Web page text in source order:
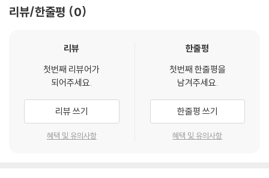
리뷰/한줄평 0
리뷰
첫번째 리뷰어가
되어주세요.
리뷰 쓰기
혜택 및 유의사항
한줄평
첫번째 한줄평을
남겨주세요.
한줄평 쓰기
혜택 및 유의사항